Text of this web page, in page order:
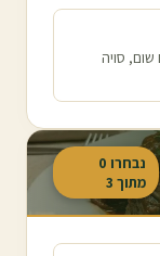
סויה
נבחרו 0
מתוך 3